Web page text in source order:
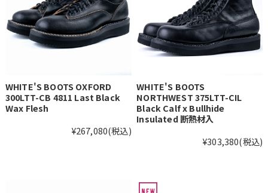
WHITE'S BOOTS OXFORD
300LTT-CB 4811 Last Black
Wax Flesh
¥267,080(税込)
WHITE'S BOOTS
NORTHWEST 375LTT-CIL
Black Calf x Bullhide
Insulated 断熱材入
¥303,380(税込)